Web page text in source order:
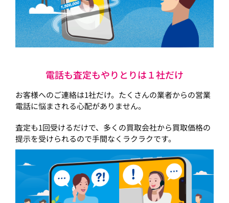
電話も査定もやりとりは１社だけ
お客様へのご連絡は1社だけ。たくさんの業者からの営業
電話に悩まされる心配がありません。
査定も1回受けるだけで、多くの買取会社から買取価格の
提示を受けられるので手間なくラクラクです。